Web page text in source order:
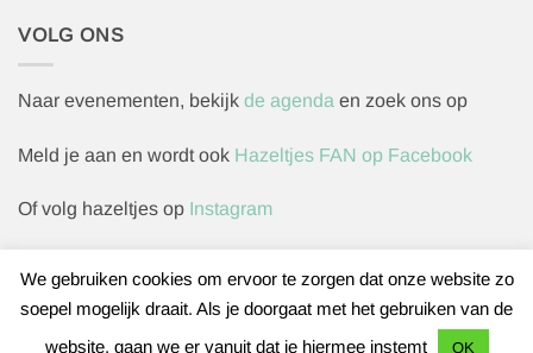
VOLG ONS
Naar evenementen, bekijk de agenda en zoek ons op
Meld je aan en wordt ook Hazeltjes FAN op Facebook
Of volg hazeltjes op Instagram
Herroepingsverzoek indienen
We gebruiken cookies om ervoor te zorgen dat onze website zo
soepel mogelijk draait. Als je doorgaat met het gebruiken van de
website, gaan we er vanuit dat je hiermee instemt
OK